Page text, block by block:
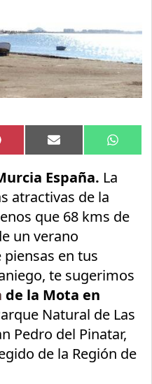
Compartir
en
Pinterest Compartir
en
Email
en
España. La
atractivas de la
que 68 kms de
un verano
en tus
te sugerimos
de la Mota en
Natural de Las
Pedro del Pinatar,
de la Región de